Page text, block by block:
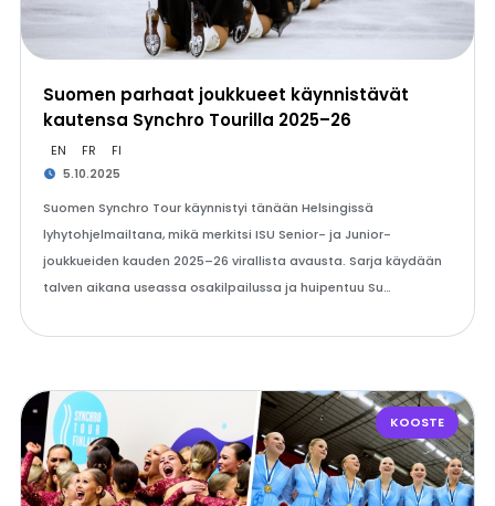
Suomen parhaat joukkueet käynnistävät
kautensa Synchro Tourilla 2025–26
EN FR FI
5.10.2025
Suomen Synchro Tour käynnistyi tänään Helsingissä
lyhytohjelmailtana, mikä merkitsi ISU Senior- ja Junior-
joukkueiden kauden 2025–26 virallista avausta. Sarja käydään
talven aikana useassa osakilpailussa ja huipentuu Su…
KOOSTE